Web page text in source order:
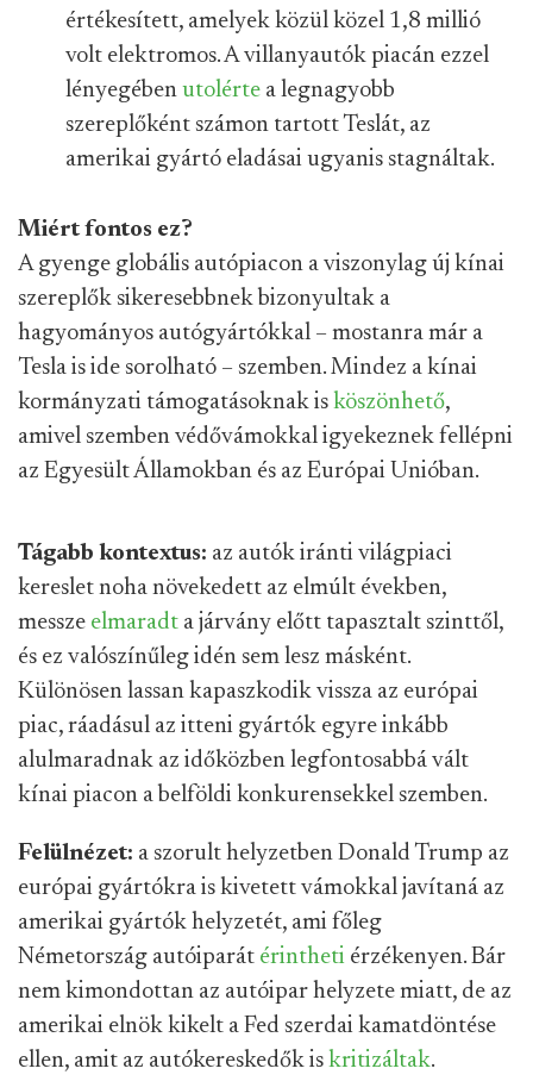
értékesített, amelyek közül közel 1,8 millió
volt elektromos. A villanyautók piacán ezzel
lényegében utolérte a legnagyobb
szereplőként számon tartott Teslát, az
amerikai gyártó eladásai ugyanis stagnáltak.
Miért fontos ez?
A gyenge globális autópiacon a viszonylag új kínai
szereplők sikeresebbnek bizonyultak a
hagyományos autógyártókkal – mostanra már a
Tesla is ide sorolható – szemben. Mindez a kínai
kormányzati támogatásoknak is köszönhető,
amivel szemben védővámokkal igyekeznek fellépni
az Egyesült Államokban és az Európai Unióban.
Tágabb kontextus: az autók iránti világpiaci
kereslet noha növekedett az elmúlt években,
messze elmaradt a járvány előtt tapasztalt szinttől,
és ez valószínűleg idén sem lesz másként.
Különösen lassan kapaszkodik vissza az európai
piac, ráadásul az itteni gyártók egyre inkább
alulmaradnak az időközben legfontosabbá vált
kínai piacon a belföldi konkurensekkel szemben.
Felülnézet: a szorult helyzetben Donald Trump az
európai gyártókra is kivetett vámokkal javítaná az
amerikai gyártók helyzetét, ami főleg
Németország autóiparát érintheti érzékenyen. Bár
nem kimondottan az autóipar helyzete miatt, de az
amerikai elnök kikelt a Fed szerdai kamatdöntése
ellen, amit az autókereskedők is kritizáltak.